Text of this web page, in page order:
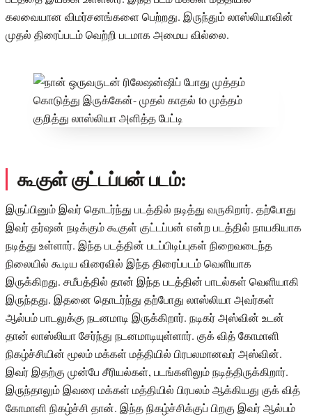
கலவையான விமர்சனங்களை பெற்றது. இருந்தும் லாஸ்லியாவின்
முதல் திரைப்படம் வெற்றி படமாக அமைய வில்லை.
கூகுள் குட்டப்பன் படம்:
இருப்பினும் இவர் தொடர்ந்து படத்தில் நடித்து வருகிறார். தற்போது
இவர் தர்ஷன் நடிக்கும் கூகுள் குட்டப்பன் என்ற படத்தில் நாயகியாக
நடித்து உள்ளார். இந்த படத்தின் படப்பிடிப்புகள் நிறைவடைந்த
நிலையில் கூடிய விரைவில் இந்த திரைப்படம் வெளியாக
இருக்கிறது. சமீபத்தில் தான் இந்த படத்தின் பாடல்கள் வெளியாகி
இருந்தது. இதனை தொடர்ந்து தற்போது லாஸ்லியா அவர்கள்
ஆல்பம் பாடலுக்கு நடனமாடி இருக்கிறார். நடிகர் அஸ்வின் உடன்
தான் லாஸ்லியா சேர்ந்து நடனமாடியுள்ளார். குக் வித் கோமாளி
நிகழ்ச்சியின் மூலம் மக்கள் மத்தியில் பிரபலமானவர் அஸ்வின்.
இவர் இதற்கு முன்பே சீரியல்கள், படங்களிலும் நடித்திருக்கிறார்.
இருந்தாலும் இவரை மக்கள் மத்தியில் பிரபலம் ஆக்கியது குக் வித்
கோமாளி நிகழ்ச்சி தான். இந்த நிகழ்ச்சிக்குப் பிறகு இவர் ஆல்பம்